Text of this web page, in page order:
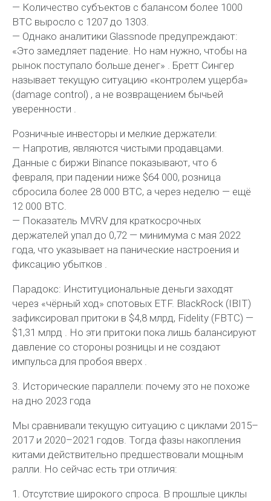
— Количество субъектов с балансом более 1000
BTC выросло с 1207 до 1303.
— Однако аналитики Glassnode предупреждают:
«Это замедляет падение. Но нам нужно, чтобы на
рынок поступало больше денег» . Бретт Сингер
называет текущую ситуацию «контролем ущерба»
(damage control) , а не возвращением бычьей
уверенности .
Розничные инвесторы и мелкие держатели:
— Напротив, являются чистыми продавцами.
Данные с биржи Binance показывают, что 6
февраля, при падении ниже $64 000, розница
сбросила более 28 000 BTC, а через неделю — ещё
12 000 BTC.
— Показатель MVRV для краткосрочных
держателей упал до 0,72 — минимума с мая 2022
года, что указывает на панические настроения и
фиксацию убытков .
Парадокс: Институциональные деньги заходят
через «чёрный ход» спотовых ETF. BlackRock (IBIT)
зафиксировал притоки в $4,8 млрд, Fidelity (FBTC) —
$1,31 млрд . Но эти притоки пока лишь балансируют
давление со стороны розницы и не создают
импульса для пробоя вверх .
3. Исторические параллели: почему это не похоже
на дно 2023 года
Мы сравнивали текущую ситуацию с циклами 2015–
2017 и 2020–2021 годов. Тогда фазы накопления
китами действительно предшествовали мощным
ралли. Но сейчас есть три отличия:
1. Отсутствие широкого спроса. В прошлые циклы